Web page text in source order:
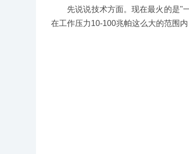
先说说技术方面。现在最火的是"一
在工作压力10-100兆帕这么大的范围